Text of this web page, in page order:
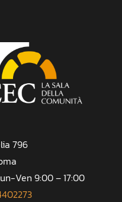
796
Ven 9:00 – 17:00